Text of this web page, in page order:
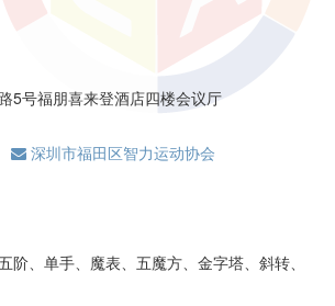
5号福朋喜来登酒店四楼会议厅
深圳市福田区智力运动协会
阶、单手、魔表、五魔方、金字塔、斜转、